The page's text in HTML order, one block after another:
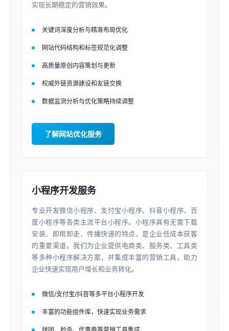
实现长期稳定的营销效果。
关键词深度分析与精准布局优化
网站代码结构和标签规范化调整
高质量原创内容策划与更新
权威外链资源建设和友链交换
数据监测分析与优化策略持续调整
了解网站优化服务
小程序开发服务
专业开发微信小程序、支付宝小程序、抖音小程序、百
度小程序等各类主流平台小程序。小程序具有无需下载
安装、即用即走、传播快速的特点，是企业低成本获客
的重要渠道。我们为企业提供电商类、服务类、工具类
等多种小程序解决方案，并集成丰富的营销工具，助力
企业快速实现用户增长和业务转化。
微信/支付宝/抖音等多平台小程序开发
丰富的功能组件库，快速实现业务需求